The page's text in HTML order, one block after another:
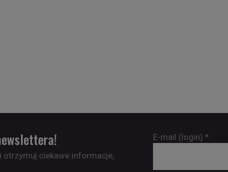
otrzymuj ciekawe informacje,
E-mail (login) *